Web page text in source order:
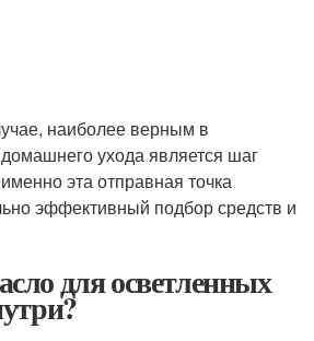
наиболее верным в
ухода является шаг
эта отправная точка
эффективный подбор средств и
для осветленных